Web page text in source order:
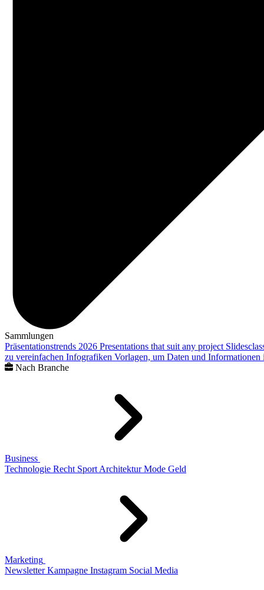
Sammlungen
Präsentationstrends 2026 Presentations that suit any project
zu vereinfachen Infografiken Vorlagen, um Daten und
Nach Branche
Business
Technologie Recht Sport Architektur Mode Geld
Marketing
Newsletter Kampagne Instagram Social Media